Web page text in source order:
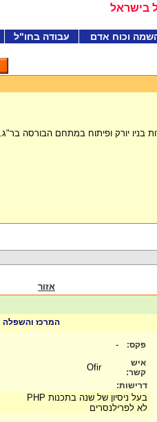
בישראל
וכוח אדם עבודה בחו"ל
בניו יורק ופיתוח במתחם הבורסה בר"ג.
אזור
המרכז והשפלה
פקס: -
איש
קשר:
Ofir
דרישות:
בעל ניסיון של שנה בתכנות PHP
לא לפרילנסרים